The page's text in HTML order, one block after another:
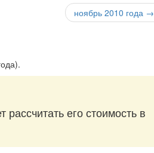
ноябрь 2010 года →
.
рассчитать его стоимость в